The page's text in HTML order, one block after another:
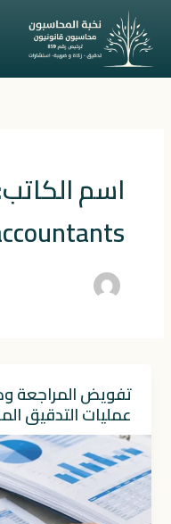
المحتوى
تفويض المراجعة
عمليات التدقيق